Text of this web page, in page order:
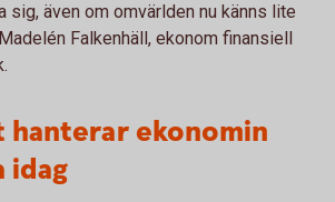
sig, även om omvärlden nu känns lite
Falkenhäll, ekonom finansiell
ekonomin
idag